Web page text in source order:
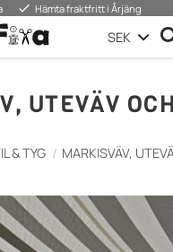
done Hämta fraktfritt i Årjäng
UTEVÄV OCH
& TYG
MARKISVÄV,